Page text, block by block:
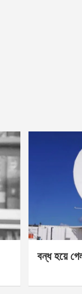
বন্ধ হয়ে